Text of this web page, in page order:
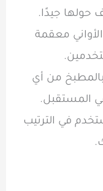
حولها جيدًا.
معقمة
من أي
المستقبل.
في الترتيب